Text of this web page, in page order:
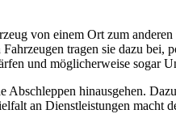
von einem Ort zum
tragen sie dazu
und möglicherweise sogar
hinausgehen.
an Dienstleistungen macht